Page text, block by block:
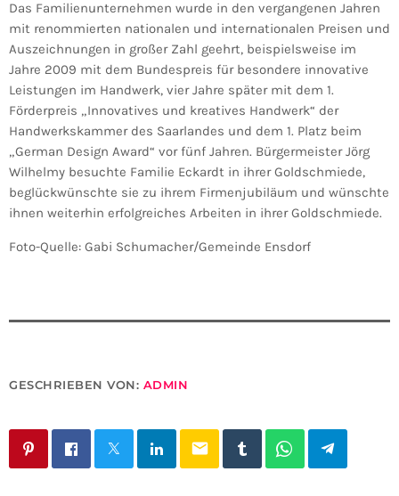
Das Familienunternehmen wurde in den vergangenen Jahren
mit renommierten nationalen und internationalen Preisen und
Auszeichnungen in großer Zahl geehrt, beispielsweise im
Jahre 2009 mit dem Bundespreis für besondere innovative
Leistungen im Handwerk, vier Jahre später mit dem 1.
Förderpreis „Innovatives und kreatives Handwerk“ der
Handwerkskammer des Saarlandes und dem 1. Platz beim
„German Design Award“ vor fünf Jahren. Bürgermeister Jörg
Wilhelmy besuchte Familie Eckardt in ihrer Goldschmiede,
beglückwünschte sie zu ihrem Firmenjubiläum und wünschte
ihnen weiterhin erfolgreiches Arbeiten in ihrer Goldschmiede.
Foto-Quelle: Gabi Schumacher/Gemeinde Ensdorf
GESCHRIEBEN VON: ADMIN
email